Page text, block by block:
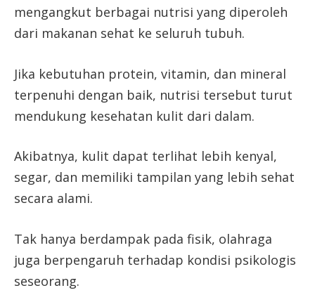
mengangkut berbagai nutrisi yang diperoleh
dari makanan sehat ke seluruh tubuh.
Jika kebutuhan protein, vitamin, dan mineral
terpenuhi dengan baik, nutrisi tersebut turut
mendukung kesehatan kulit dari dalam.
Akibatnya, kulit dapat terlihat lebih kenyal,
segar, dan memiliki tampilan yang lebih sehat
secara alami.
Tak hanya berdampak pada fisik, olahraga
juga berpengaruh terhadap kondisi psikologis
seseorang.